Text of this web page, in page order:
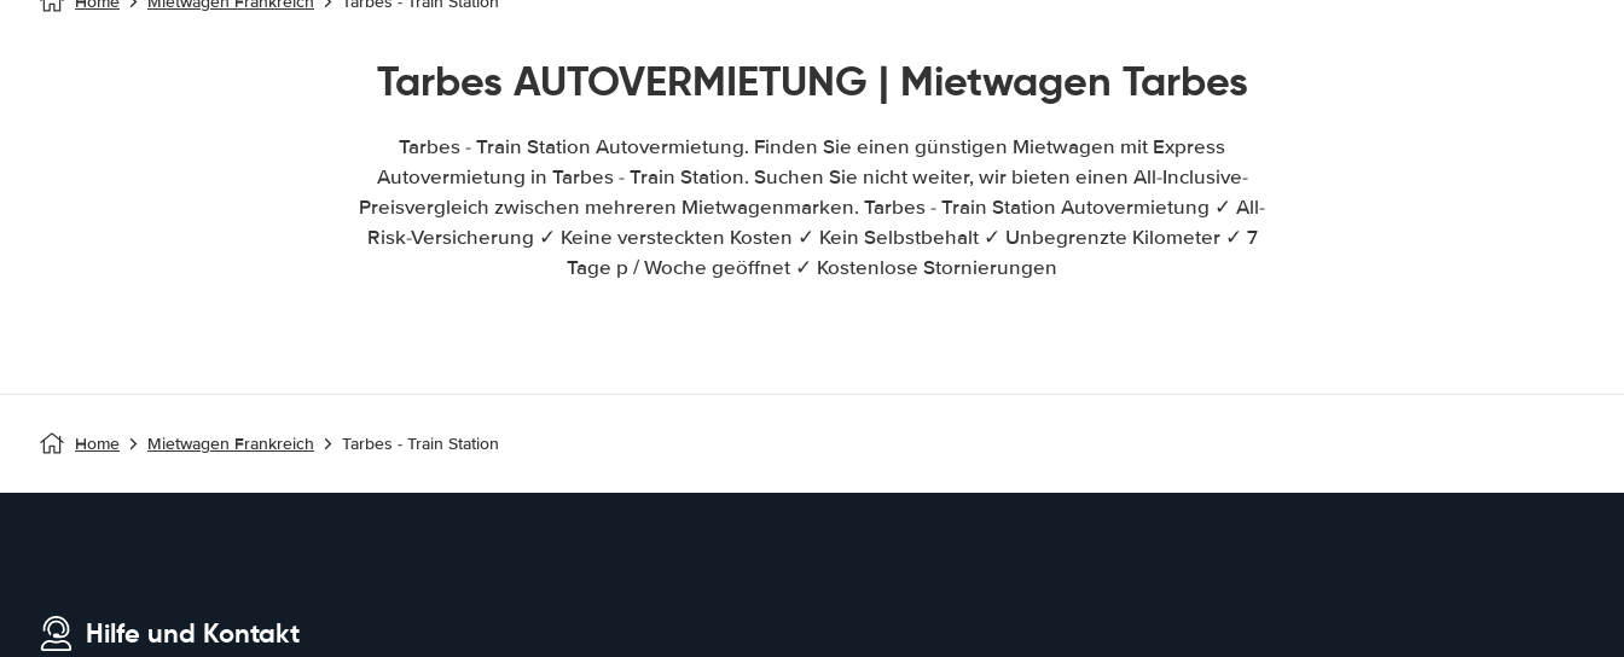
Tarbes AUTOVERMIETUNG | Mietwagen Tarbes
Tarbes - Train Station Autovermietung. Finden Sie einen günstigen Mietwagen mit Express
Autovermietung in Tarbes - Train Station. Suchen Sie nicht weiter, wir bieten einen All-Inclusive-
Preisvergleich zwischen mehreren Mietwagenmarken. Tarbes - Train Station Autovermietung ✓ All-
Risk-Versicherung ✓ Keine versteckten Kosten ✓ Kein Selbstbehalt ✓ Unbegrenzte Kilometer ✓ 7
Tage p / Woche geöffnet ✓ Kostenlose Stornierungen
Home Mietwagen Frankreich Tarbes - Train Station
Hilfe und Kontakt